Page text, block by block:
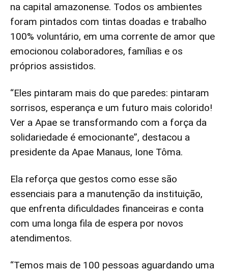
na capital amazonense. Todos os ambientes
foram pintados com tintas doadas e trabalho
100% voluntário, em uma corrente de amor que
emocionou colaboradores, famílias e os
próprios assistidos.
“Eles pintaram mais do que paredes: pintaram
sorrisos, esperança e um futuro mais colorido!
Ver a Apae se transformando com a força da
solidariedade é emocionante”, destacou a
presidente da Apae Manaus, Ione Tôma.
Ela reforça que gestos como esse são
essenciais para a manutenção da instituição,
que enfrenta dificuldades financeiras e conta
com uma longa fila de espera por novos
atendimentos.
“Temos mais de 100 pessoas aguardando uma